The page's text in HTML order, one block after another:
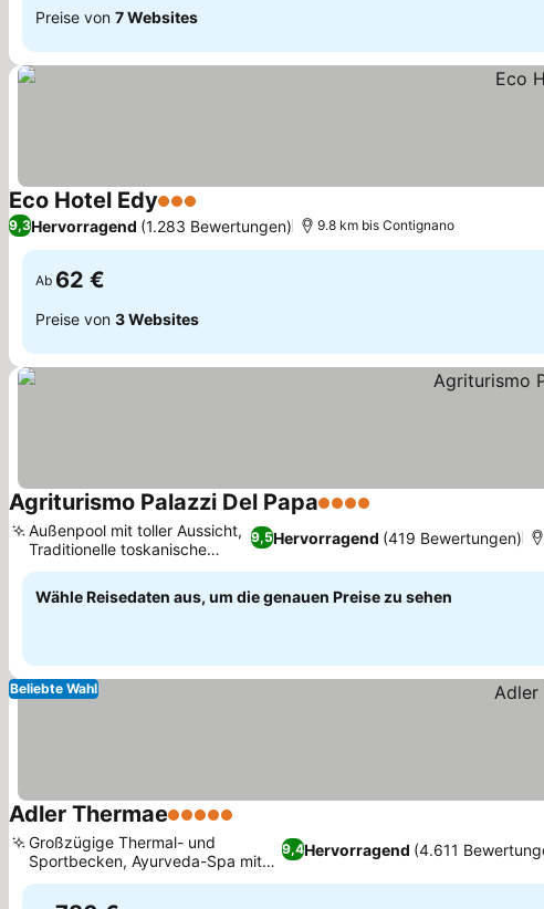
Preise von 7 Websites
Eco Hotel Edy3 Sterne
9,3Hervorragend (1.283 Bewertungen) 9.8 km bis Contignano
Ab 62 €
Preise von 3 Websites
Agriturismo Palazzi Del Papa4 Sterne
9,5Hervorragend (419 Bewertungen)
Außenpool mit toller Aussicht,
Traditionelle toskanische
Küche
Wähle Reisedaten aus, um die genauen Preise zu sehen
Beliebte Wahl
Adler Thermae5 Sterne
9,4Hervorragend (4.611
Großzügige Thermal- und
Sportbecken, Ayurveda-Spa mit
indischen Ärzten